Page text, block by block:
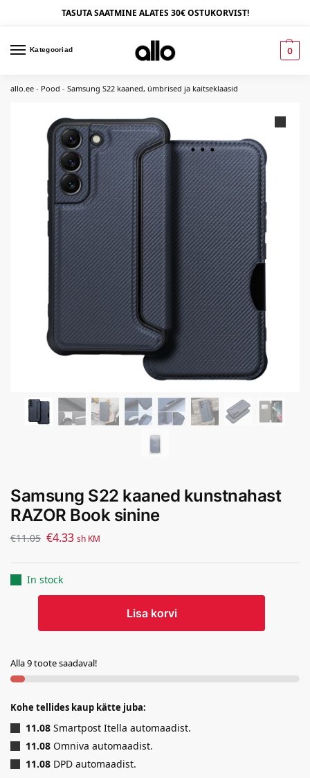
TASUTA SAATMINE ALATES 30€ OSTUKORVIST!
Kategooriad 0
allo.ee - Pood - Samsung S22 kaaned, ümbrised ja kaitseklaasid
Samsung S22 kaaned kunstnahast
RAZOR Book sinine
€11.05 €4.33 sh KM
In stock
Lisa korvi
Alla 9 toote saadaval!
Kohe tellides kaup kätte juba:
11.08 Smartpost Itella automaadist.
11.08 Omniva automaadist.
11.08 DPD automaadist.